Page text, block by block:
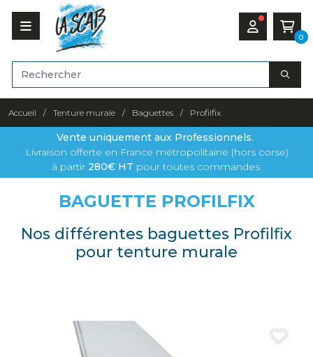
0
Accueil Tenture murale Baguettes Profilfix
Vente uniquement aux Professionnels.
Livraison offerte en France métropolitaine (hors corse)
à partir 280€ HT pour toutes commandes.
BAGUETTE PROFILFIX
Nos différentes baguettes Profilfix
pour tenture murale